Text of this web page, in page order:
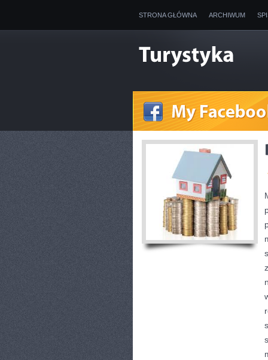
STRONA GŁÓWNA ARCHIWUM